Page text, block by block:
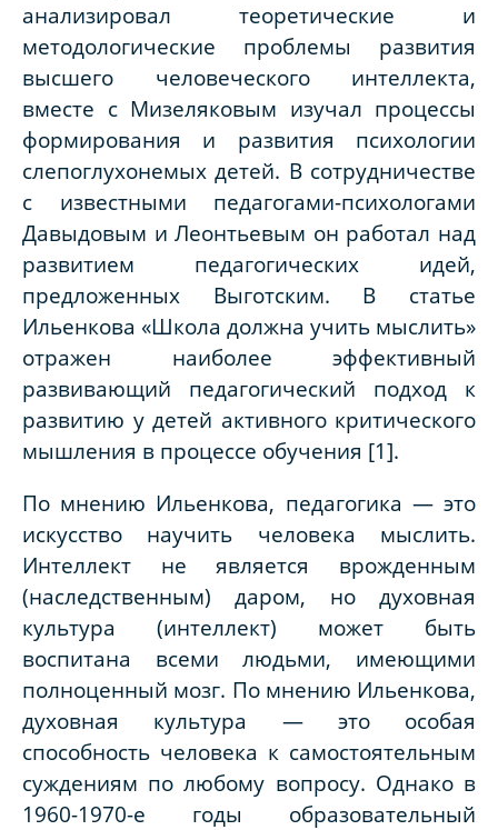
анализировал теоретические и
методологические проблемы развития
высшего человеческого интеллекта,
вместе с Мизеляковым изучал процессы
формирования и развития психологии
слепоглухонемых детей. В сотрудничестве
с известными педагогами-психологами
Давыдовым и Леонтьевым он работал над
развитием педагогических идей,
предложенных Выготским. В статье
Ильенкова «Школа должна учить мыслить»
отражен наиболее эффективный
развивающий педагогический подход к
развитию у детей активного критического
мышления в процессе обучения [1].
По мнению Ильенкова, педагогика — это
искусство научить человека мыслить.
Интеллект не является врожденным
(наследственным) даром, но духовная
культура (интеллект) может быть
воспитана всеми людьми, имеющими
полноценный мозг. По мнению Ильенкова,
духовная культура — это особая
способность человека к самостоятельным
суждениям по любому вопросу. Однако в
1960-1970-е годы образовательный